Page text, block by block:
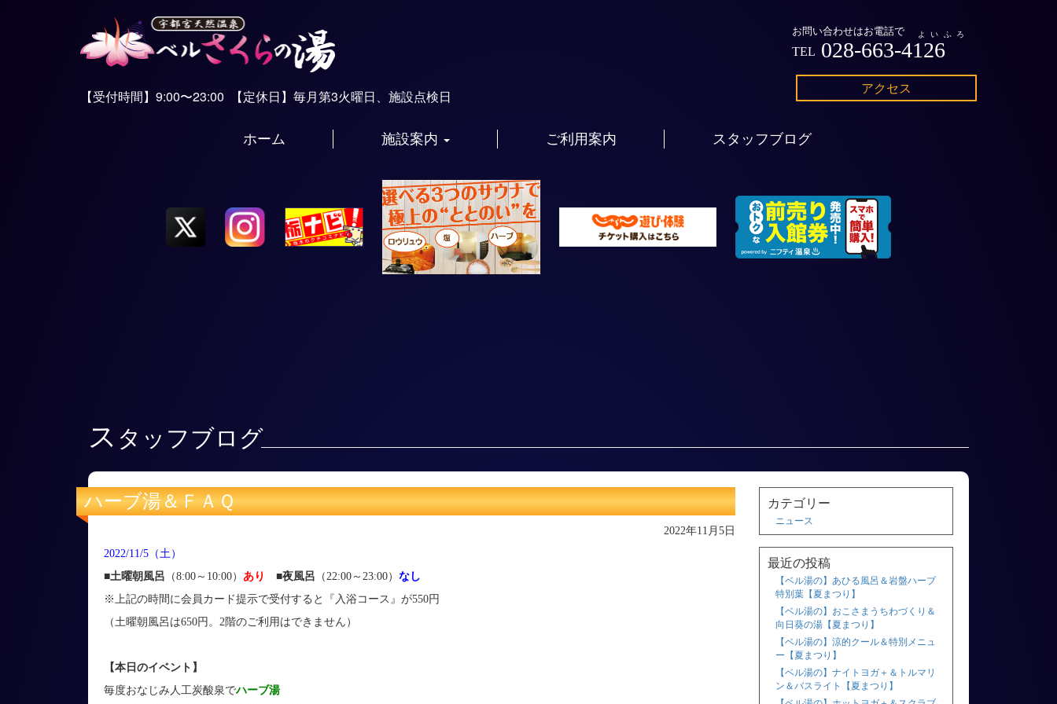
【受付時間】9:00〜23:00 【定休日】毎月第3火曜日、施設点検日 アクセス
お問い合わせはお電話で よいふろ
TEL 028-663-4126
ホーム 施設案内 ご利用案内 スタッフブログ
ス タッフブログ
ハーブ湯＆ＦＡＱ
2022年11月5日
2022/11/5（土）
■土曜朝風呂 （8:00～10:00） あり ■夜風呂 （22:00～23:00） なし
※上記の時間に会員カード提示で受付すると『入浴コース』が550円
（土曜朝風呂は650円。2階のご利用はできません）
【本日のイベント】
毎度おなじみ人工炭酸泉でハーブ湯
カテゴリー
ニュース
最近の投稿
【ベル湯の】あひる風呂＆岩盤ハーブ
特別葉【夏まつり】
【ベル湯の】おこさまうちわづくり＆
向日葵の湯【夏まつり】
【ベル湯の】涼的クール＆特別メニュ
ー【夏まつり】
【ベル湯の】ナイトヨガ＋＆トルマリ
ン＆バスライト【夏まつり】